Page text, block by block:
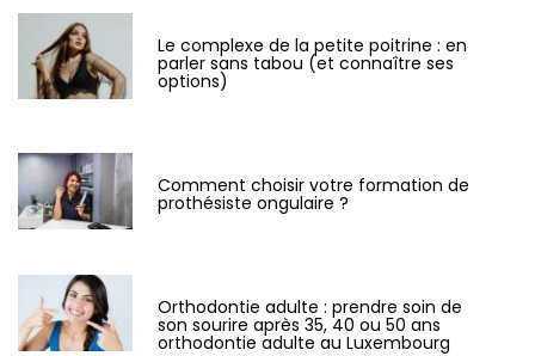
Le complexe de la petite poitrine : en
parler sans tabou (et connaître ses
options)
Comment choisir votre formation de
prothésiste ongulaire ?
Orthodontie adulte : prendre soin de
son sourire après 35, 40 ou 50 ans
orthodontie adulte au Luxembourg